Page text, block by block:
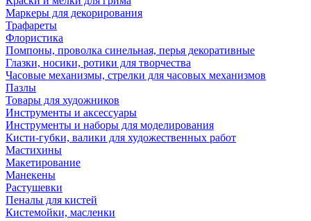
Маркеры для декорирования
Трафареты
Флористика
Помпоны, проволка синельная, перья декоративные
Глазки, носики, ротики для творчества
Часовые механизмы, стрелки для часовых механизмов
Пазлы
Товары для художников
Инструменты и аксессуары
Инструменты и наборы для моделирования
Кисти-губки, валики для художественных работ
Мастихины
Макетирование
Манекены
Растушевки
Пеналы для кистей
Кистемойки, масленки